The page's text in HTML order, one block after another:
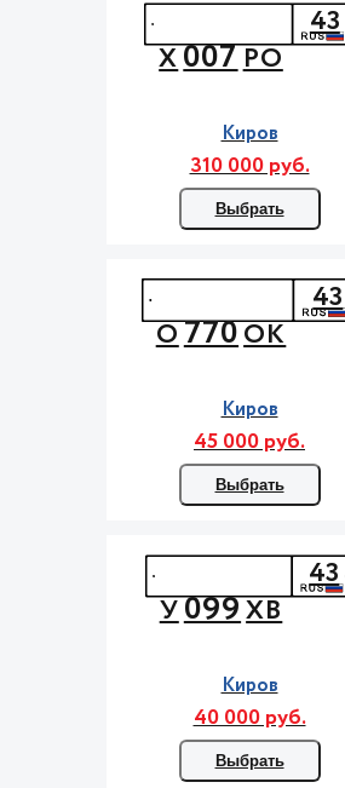
Х007РО
43
Киров
310 000 руб.
Выбрать
О770ОК
43
Киров
45 000 руб.
Выбрать
У099ХВ
43
Киров
40 000 руб.
Выбрать